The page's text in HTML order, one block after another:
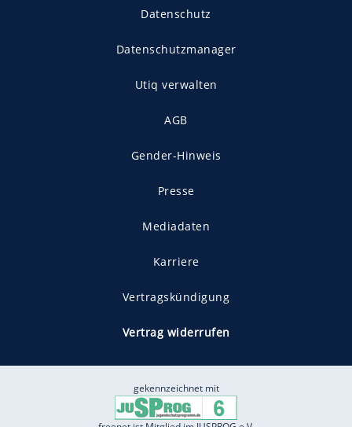
Datenschutz
Datenschutzmanager
Utiq verwalten
AGB
Gender-Hinweis
Presse
Mediadaten
Karriere
Vertragskündigung
Vertrag widerrufen
gekennzeichnet mit